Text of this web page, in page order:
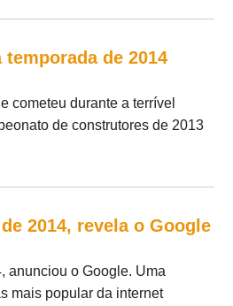
de 2014
cometeu durante a terrível
de construtores de 2013
2014, revela o Google
anunciou o Google. Uma
mais popular da internet